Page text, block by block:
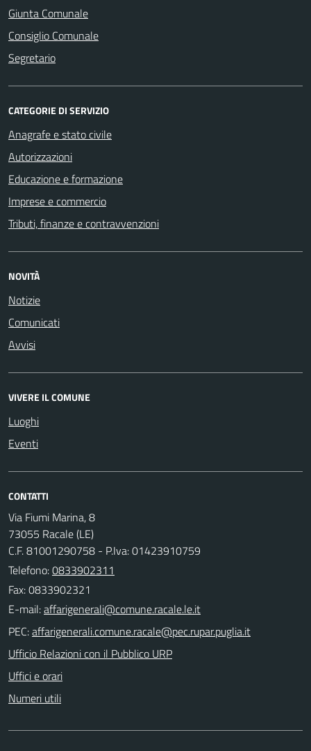
Giunta Comunale
Consiglio Comunale
Segretario
CATEGORIE DI SERVIZIO
Anagrafe e stato civile
Autorizzazioni
Educazione e formazione
Imprese e commercio
Tributi, finanze e contravvenzioni
NOVITÀ
Notizie
Comunicati
Avvisi
VIVERE IL COMUNE
Luoghi
Eventi
CONTATTI
Via Fiumi Marina, 8
73055 Racale (LE)
C.F. 81001290758 - P.Iva: 01423910759
Telefono:0833902311
Fax: 0833902321
E-mail:
PEC:
Ufficio Relazioni con il Pubblico URP
Uffici e orari
Numeri utili